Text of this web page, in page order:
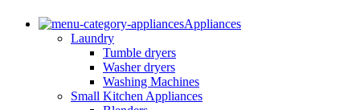
Appliances
Laundry
Tumble dryers
Washer dryers
Washing Machines
Small Kitchen Appliances